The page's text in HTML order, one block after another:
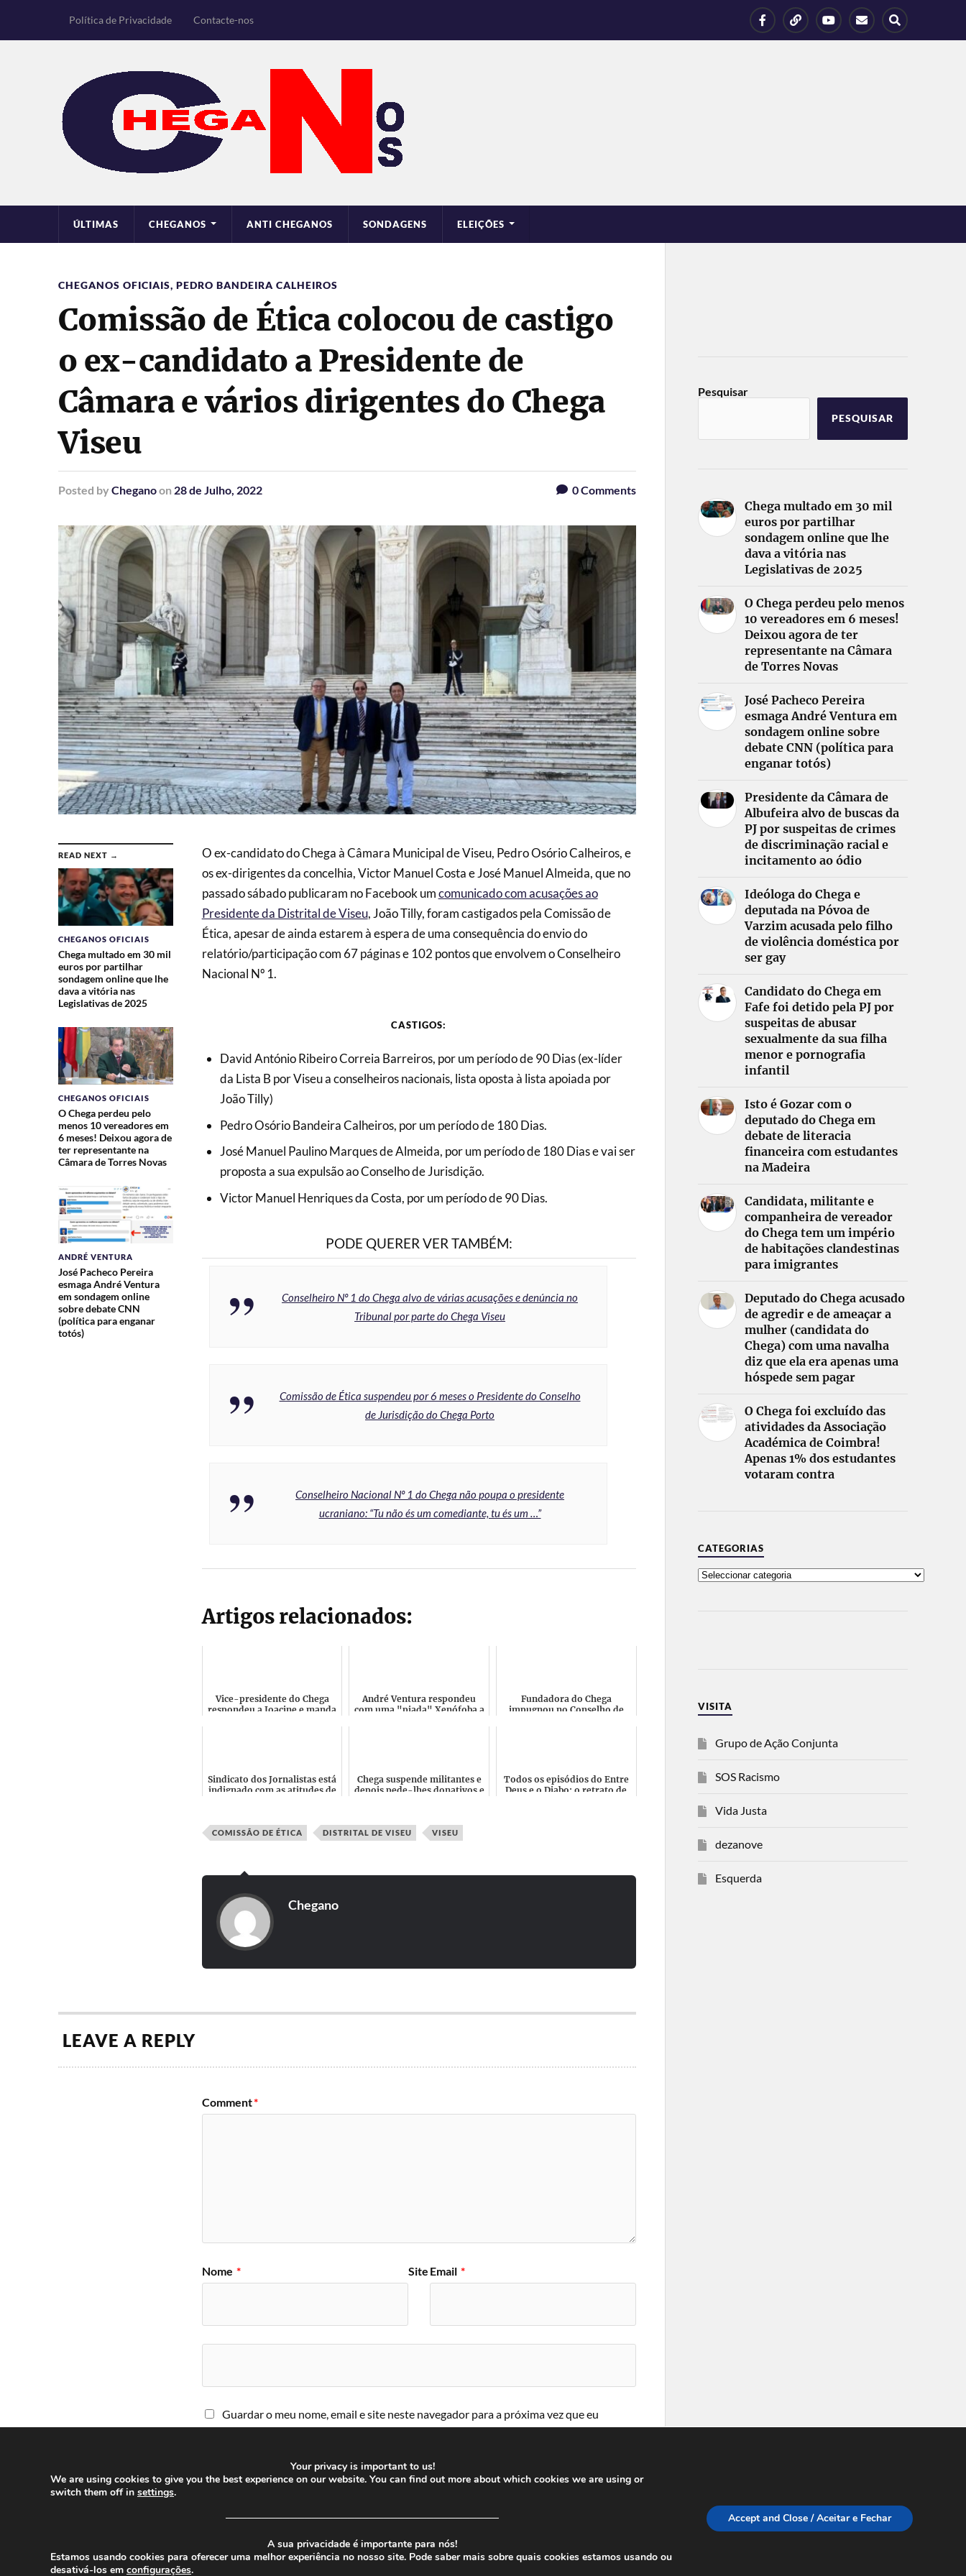
Política de Privacidade Contacte-nos
ÚLTIMAS CHEGANOS ANTI CHEGANOS SONDAGENS ELEIÇÕES
CHEGANOS OFICIAIS, PEDRO BANDEIRA CALHEIROS
Comissão de Ética colocou de castigo
o ex-candidato a Presidente de
Câmara e vários dirigentes do Chega
Viseu
Posted by Cheganoon 28 de Julho, 2022 0Comments
READ NEXT →
CHEGANOS OFICIAIS
Chega multado em 30 mil
euros por partilhar
sondagem online que lhe
dava a vitória nas
Legislativas de 2025
CHEGANOS OFICIAIS
O Chega perdeu pelo
menos 10 vereadores em
6 meses! Deixou agora de
ter representante na
Câmara de Torres Novas
ANDRÉ VENTURA
José Pacheco Pereira
esmaga André Ventura
em sondagem online
sobre debate CNN
(política para enganar
totós)
O ex-candidato do Chega à Câmara Municipal de Viseu, Pedro Osório Calheiros, e
os ex-dirigentes da concelhia, Victor Manuel Costa e José Manuel Almeida, que no
passado sábado publicaram no Facebook umcomunicado com acusações ao
Presidente da Distrital de Viseu, João Tilly, foram castigados pela Comissão de
Ética, apesar de ainda estarem à espera de uma consequência do envio do
relatório/participação com 67 páginas e 102 pontos que envolvem o Conselheiro
Nacional Nº 1.
CASTIGOS:
David António Ribeiro Correia Barreiros, por um período de 90 Dias (ex-líder
da Lista B por Viseu a conselheiros nacionais, lista oposta à lista apoiada por
João Tilly)
Pedro Osório Bandeira Calheiros, por um período de 180 Dias.
José Manuel Paulino Marques de Almeida, por um período de 180 Dias e vai ser
proposta a sua expulsão ao Conselho de Jurisdição.
Victor Manuel Henriques da Costa, por um período de 90 Dias.
PODE QUERER VER TAMBÉM:
Conselheiro Nº 1 do Chega alvo de várias acusações e denúncia no
Tribunal por parte do Chega Viseu
Comissão de Ética suspendeu por 6 meses o Presidente do Conselho
de Jurisdição do Chega Porto
Conselheiro Nacional Nº 1 do Chega não poupa o presidente
ucraniano: “Tu não és um comediante, tu és um …”
Artigos relacionados:
Vice-presidente do Chega
respondeu a Joacine e manda
André Ventura respondeu
com uma "piada" Xenófoba a
Fundadora do Chega
impugnou no Conselho de
Sindicato dos Jornalistas está
indignado com as atitudes de
Chega suspende militantes e
depois pede-lhes donativos e
Todos os episódios do Entre
Deus e o Diabo: o retrato de
COMISSÃO DE ÉTICA DISTRITAL DE VISEU VISEU
Chegano
LEAVE A REPLY
Comment*
Nome * Email *
Site
Guardar o meu nome, email e site neste navegador para a próxima vez que eu
Pesquisar
PESQUISAR
Chega multado em 30 mil
euros por partilhar
sondagem online que lhe
dava a vitória nas
Legislativas de 2025
O Chega perdeu pelo menos
10 vereadores em 6 meses!
Deixou agora de ter
representante na Câmara
de Torres Novas
José Pacheco Pereira
esmaga André Ventura em
sondagem online sobre
debate CNN (política para
enganar totós)
Presidente da Câmara de
Albufeira alvo de buscas da
PJ por suspeitas de crimes
de discriminação racial e
incitamento ao ódio
Ideóloga do Chega e
deputada na Póvoa de
Varzim acusada pelo filho
de violência doméstica por
ser gay
Candidato do Chega em
Fafe foi detido pela PJ por
suspeitas de abusar
sexualmente da sua filha
menor e pornografia
infantil
Isto é Gozar com o
deputado do Chega em
debate de literacia
financeira com estudantes
na Madeira
Candidata, militante e
companheira de vereador
do Chega tem um império
de habitações clandestinas
para imigrantes
Deputado do Chega acusado
de agredir e de ameaçar a
mulher (candidata do
Chega) com uma navalha
diz que ela era apenas uma
hóspede sem pagar
O Chega foi excluído das
atividades da Associação
Académica de Coimbra!
Apenas 1% dos estudantes
votaram contra
CATEGORIAS
VISITA
Grupo de Ação Conjunta
SOS Racismo
Vida Justa
dezanove
Esquerda
© 2026CHEGANOS
Your privacy is important to us!
We are using cookies to give you the best experience on our website. You can find out more about which cookies we are using or
switch them off in settings.
──────────────────────────────────────
A sua privacidade é importante para nós!
Estamos usando cookies para oferecer uma melhor experiência no nosso site. Pode saber mais sobre quais cookies estamos usando ou
desativá-los em configurações.
Accept and Close / Aceitar e Fechar